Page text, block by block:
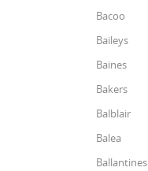
Bacoo
Baileys
Baines
Bakers
Balblair
Balea
Ballantines